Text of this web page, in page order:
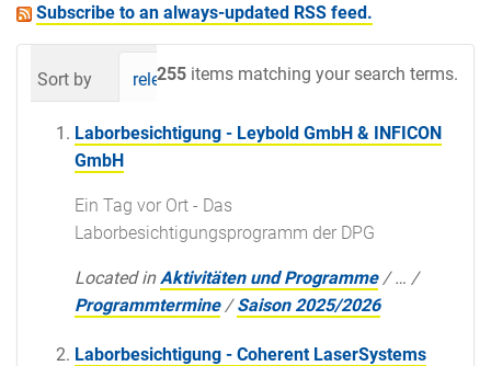
Subscribe to an always-updated RSS feed.
255 items matching your search terms.
Sort by relevance date (newest first)
Laborbesichtigung - Leybold GmbH & INFICON
GmbH
Ein Tag vor Ort - Das
Laborbesichtigungsprogramm der DPG
Located in Aktivitäten und Programme /… /
Programmtermine /Saison 2025/2026
Laborbesichtigung - Coherent LaserSystems